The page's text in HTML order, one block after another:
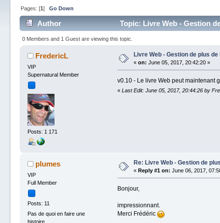
Pages: [1] Go Down
Author Topic: Livre Web - Gestion
0 Members and 1 Guest are viewing this topic.
FredericL
VIP
Supernatural Member
Posts: 1 171
Livre Web - Gestion de plus
« on: June 05, 2017, 20:42:20 »
v0.10 - Le livre Web peut maintenant
«Last Edit: June 05, 2017, 20:44:26 by
plumes
VIP
Full Member
Posts: 11
Pas de quoi en faire une
histoire…
Re: Livre Web - Gestion de
« Reply #1 on: June 06, 2017,
Bonjour,
impressionnant.
Merci Frédéric